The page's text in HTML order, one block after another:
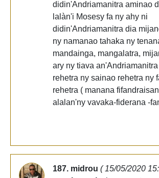
didin'Andriamanitra aminao
lalàn'i Mosesy fa ny ahy ni
didin'Andriamanitra dia
ny namanao tahaka ny
mandainga, mangalatra,
ary ny tiava
rehetra ny sainao rehetra ny
rehetra ( manana
alalan'ny vavaka-fiderana -
187. midrou ( 15/05/2020